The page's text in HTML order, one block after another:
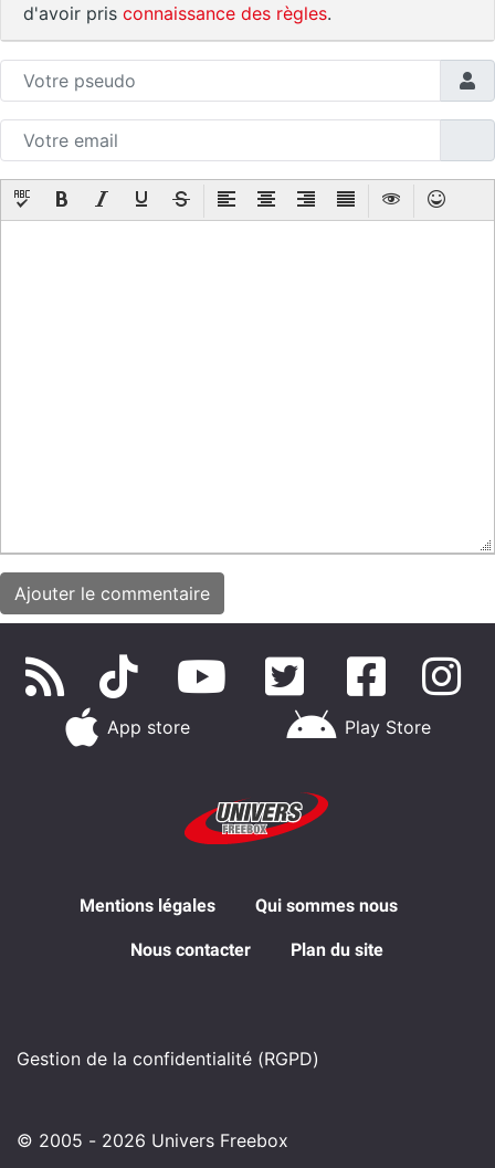
d'avoir pris connaissance des règles.
App store Play Store
Mentions légales Qui sommes nous
Nous contacter Plan du site
Gestion de la confidentialité (RGPD)
© 2005 - 2026 Univers Freebox